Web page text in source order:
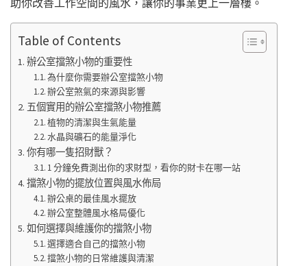
Table of Contents
辦公室擋煞小物的重要性
為什麼你需要辦公室擋煞小物
辦公室煞氣的來源與影響
五個實用的辦公室擋煞小物推薦
植物的清潔與生氣能量
水晶與礦石的能量淨化
你有哪一隻招財獸？
1 分鐘免費測出你的求財型，看你的財卡在哪一站
擋煞小物的擺放位置與風水佈局
辦公桌的最佳風水擺放
辦公室整體風水格局優化
如何選擇與維護你的擋煞小物
選擇適合自己的擋煞小物
擋煞小物的日常維護與清潔